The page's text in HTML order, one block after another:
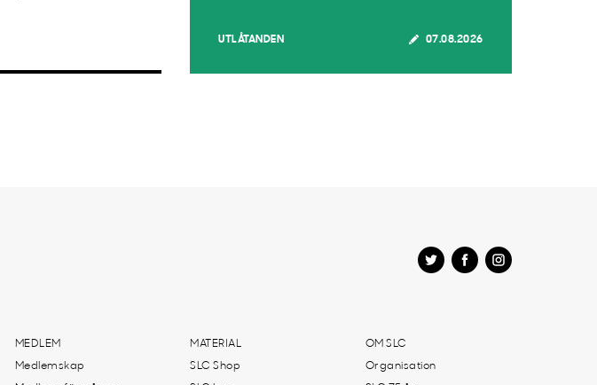
UTLÅTANDEN 07.08.2026
MEDLEM
Medlemskap
MATERIAL
SLC Shop
OM SLC
Organisation